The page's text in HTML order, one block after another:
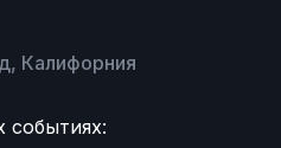
Калифорния
событиях: